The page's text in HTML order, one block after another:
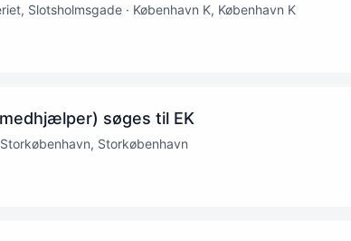
Slotsholmsgade · København K, København K
søges til EK
Storkøbenhavn